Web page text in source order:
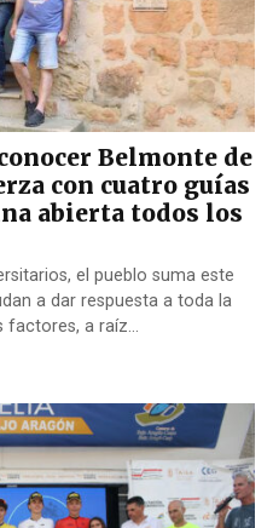
Belmonte de
con cuatro guías
abierta todos los
el pueblo suma este
a dar respuesta a toda la
factores, a raíz...